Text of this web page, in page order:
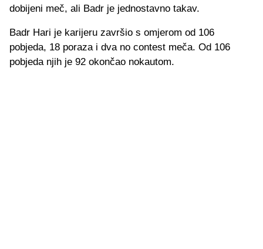
dobijeni meč, ali Badr je jednostavno takav.
Badr Hari je karijeru završio s omjerom od 106
pobjeda, 18 poraza i dva no contest meča. Od 106
pobjeda njih je 92 okončao nokautom.